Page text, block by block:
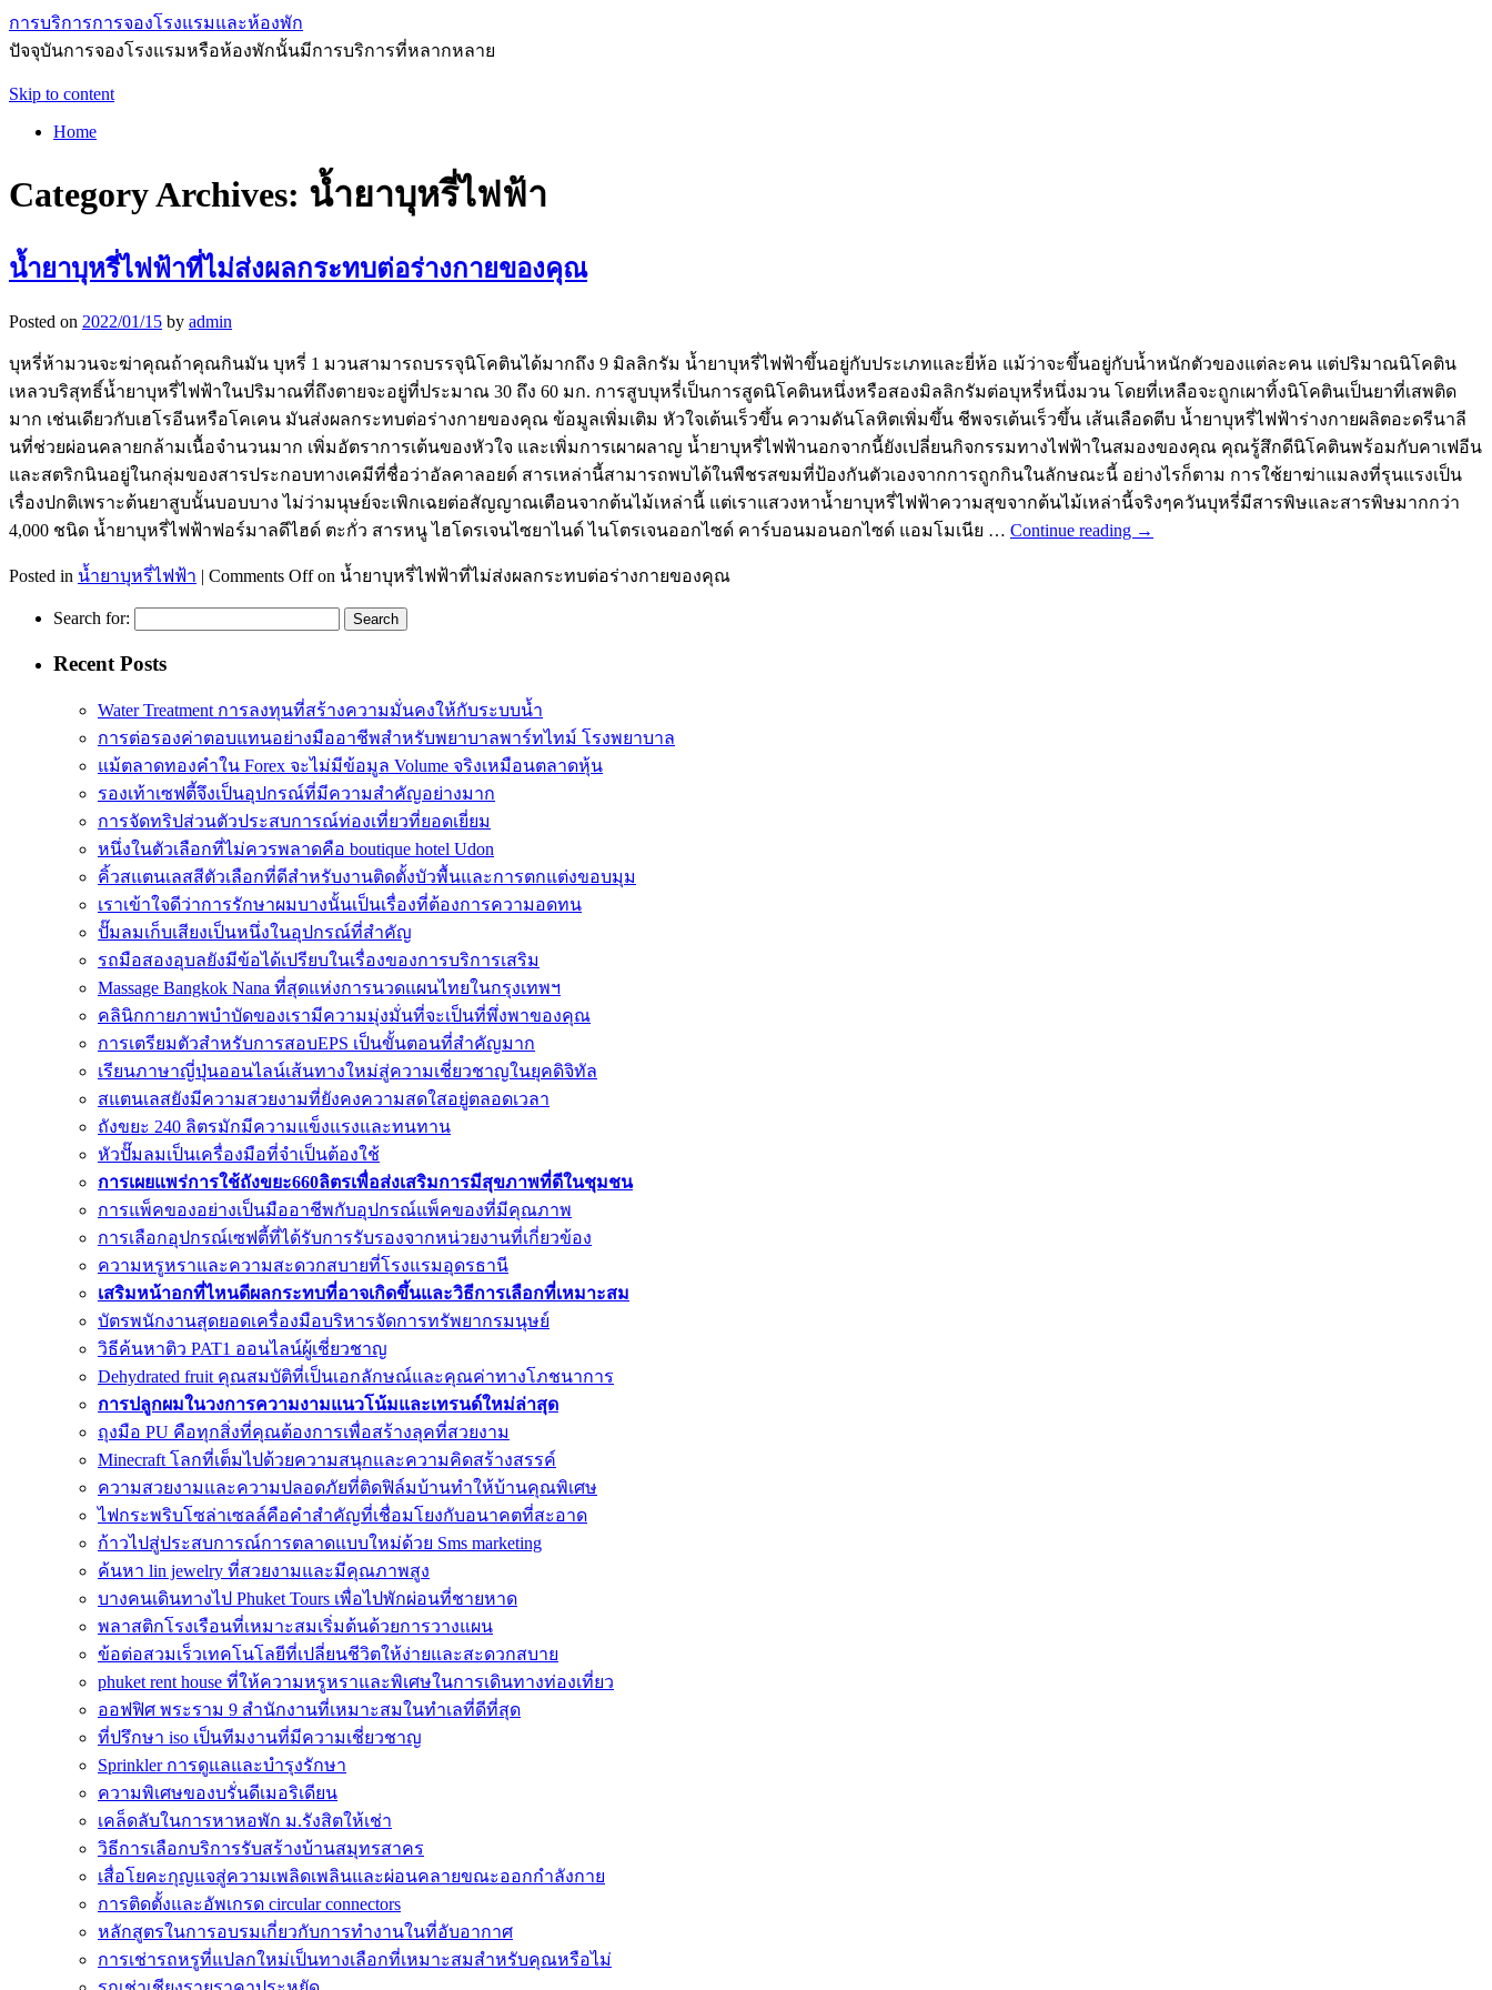
การบริการการจองโรงแรมและห้องพัก
ปัจจุบันการจองโรงแรมหรือห้องพักนั้นมีการบริการที่หลากหลาย
Skip to content
Home
Category Archives: น้ำยาบุหรี่ไฟฟ้า
น้ำยาบุหรี่ไฟฟ้าที่ไม่ส่งผลกระทบต่อร่างกายของคุณ
Posted on 2022/01/15 by admin
บุหรี่ห้ามวนจะฆ่าคุณถ้าคุณกินมัน บุหรี่ 1 มวนสามารถบรรจุนิโคตินได้มากถึง 9 มิลลิกรัม น้ำยาบุหรี่ไฟฟ้าขึ้นอยู่กับประเภทและยี่ห้อ แม้ว่าจะขึ้นอยู่กับน้ำหนักตัวของแต่ละคน แต่ปริมาณนิโคติน
เหลวบริสุทธิ์น้ำยาบุหรี่ไฟฟ้าในปริมาณที่ถึงตายจะอยู่ที่ประมาณ 30 ถึง 60 มก. การสูบบุหรี่เป็นการสูดนิโคตินหนึ่งหรือสองมิลลิกรัมต่อบุหรี่หนึ่งมวน โดยที่เหลือจะถูกเผาทิ้งนิโคตินเป็นยาที่เสพติด
มาก เช่นเดียวกับเฮโรอีนหรือโคเคน มันส่งผลกระทบต่อร่างกายของคุณ ข้อมูลเพิ่มเติม หัวใจเต้นเร็วขึ้น ความดันโลหิตเพิ่มขึ้น ชีพจรเต้นเร็วขึ้น เส้นเลือดตีบ น้ำยาบุหรี่ไฟฟ้าร่างกายผลิตอะดรีนาลี
นที่ช่วยผ่อนคลายกล้ามเนื้อจำนวนมาก เพิ่มอัตราการเต้นของหัวใจ และเพิ่มการเผาผลาญ น้ำยาบุหรี่ไฟฟ้านอกจากนี้ยังเปลี่ยนกิจกรรมทางไฟฟ้าในสมองของคุณ คุณรู้สึกดีนิโคตินพร้อมกับคาเฟอีน
และสตริกนินอยู่ในกลุ่มของสารประกอบทางเคมีที่ชื่อว่าอัลคาลอยด์ สารเหล่านี้สามารถพบได้ในพืชรสขมที่ป้องกันตัวเองจากการถูกกินในลักษณะนี้ อย่างไรก็ตาม การใช้ยาฆ่าแมลงที่รุนแรงเป็น
เรื่องปกติเพราะต้นยาสูบนั้นบอบบาง ไม่ว่ามนุษย์จะเพิกเฉยต่อสัญญาณเตือนจากต้นไม้เหล่านี้ แต่เราแสวงหาน้ำยาบุหรี่ไฟฟ้าความสุขจากต้นไม้เหล่านี้จริงๆควันบุหรี่มีสารพิษและสารพิษมากกว่า
4,000 ชนิด น้ำยาบุหรี่ไฟฟ้าฟอร์มาลดีไฮด์ ตะกั่ว สารหนู ไฮโดรเจนไซยาไนด์ ไนโตรเจนออกไซด์ คาร์บอนมอนอกไซด์ แอมโมเนีย … Continue reading →
Posted in น้ำยาบุหรี่ไฟฟ้า | Comments Offon น้ำยาบุหรี่ไฟฟ้าที่ไม่ส่งผลกระทบต่อร่างกายของคุณ
Search for:
Recent Posts
Water Treatment การลงทุนที่สร้างความมั่นคงให้กับระบบน้ำ
การต่อรองค่าตอบแทนอย่างมืออาชีพสำหรับพยาบาลพาร์ทไทม์ โรงพยาบาล
แม้ตลาดทองคำใน Forex จะไม่มีข้อมูล Volume จริงเหมือนตลาดหุ้น
รองเท้าเซฟตี้จึงเป็นอุปกรณ์ที่มีความสำคัญอย่างมาก
การจัดทริปส่วนตัวประสบการณ์ท่องเที่ยวที่ยอดเยี่ยม
หนึ่งในตัวเลือกที่ไม่ควรพลาดคือ boutique hotel Udon
คิ้วสแตนเลสสีตัวเลือกที่ดีสำหรับงานติดตั้งบัวพื้นและการตกแต่งขอบมุม
เราเข้าใจดีว่าการรักษาผมบางนั้นเป็นเรื่องที่ต้องการความอดทน
ปั๊มลมเก็บเสียงเป็นหนึ่งในอุปกรณ์ที่สำคัญ
รถมือสองอุบลยังมีข้อได้เปรียบในเรื่องของการบริการเสริม
Massage Bangkok Nana ที่สุดแห่งการนวดแผนไทยในกรุงเทพฯ
คลินิกกายภาพบำบัดของเรามีความมุ่งมั่นที่จะเป็นที่พึ่งพาของคุณ
การเตรียมตัวสำหรับการสอบEPS เป็นขั้นตอนที่สำคัญมาก
เรียนภาษาญี่ปุ่นออนไลน์เส้นทางใหม่สู่ความเชี่ยวชาญในยุคดิจิทัล
สแตนเลสยังมีความสวยงามที่ยังคงความสดใสอยู่ตลอดเวลา
ถังขยะ 240 ลิตรมักมีความแข็งแรงและทนทาน
หัวปั๊มลมเป็นเครื่องมือที่จำเป็นต้องใช้
การเผยแพร่การใช้ถังขยะ660ลิตรเพื่อส่งเสริมการมีสุขภาพที่ดีในชุมชน
การแพ็คของอย่างเป็นมืออาชีพกับอุปกรณ์แพ็คของที่มีคุณภาพ
การเลือกอุปกรณ์เซฟตี้ที่ได้รับการรับรองจากหน่วยงานที่เกี่ยวข้อง
ความหรูหราและความสะดวกสบายที่โรงแรมอุดรธานี
เสริมหน้าอกที่ไหนดีผลกระทบที่อาจเกิดขึ้นและวิธีการเลือกที่เหมาะสม
บัตรพนักงานสุดยอดเครื่องมือบริหารจัดการทรัพยากรมนุษย์
วิธีค้นหาติว PAT1 ออนไลน์ผู้เชี่ยวชาญ
Dehydrated fruit คุณสมบัติที่เป็นเอกลักษณ์และคุณค่าทางโภชนาการ
การปลูกผมในวงการความงามแนวโน้มและเทรนด์ใหม่ล่าสุด
ถุงมือ PU คือทุกสิ่งที่คุณต้องการเพื่อสร้างลุคที่สวยงาม
Minecraft โลกที่เต็มไปด้วยความสนุกและความคิดสร้างสรรค์
ความสวยงามและความปลอดภัยที่ติดฟิล์มบ้านทำให้บ้านคุณพิเศษ
ไฟกระพริบโซล่าเซลล์คือคำสำคัญที่เชื่อมโยงกับอนาคตที่สะอาด
ก้าวไปสู่ประสบการณ์การตลาดแบบใหม่ด้วย Sms marketing
ค้นหา lin jewelry ที่สวยงามและมีคุณภาพสูง
บางคนเดินทางไป Phuket Tours เพื่อไปพักผ่อนที่ชายหาด
พลาสติกโรงเรือนที่เหมาะสมเริ่มต้นด้วยการวางแผน
ข้อต่อสวมเร็วเทคโนโลยีที่เปลี่ยนชีวิตให้ง่ายและสะดวกสบาย
phuket rent house ที่ให้ความหรูหราและพิเศษในการเดินทางท่องเที่ยว
ออฟฟิศ พระราม 9 สำนักงานที่เหมาะสมในทำเลที่ดีที่สุด
ที่ปรึกษา iso เป็นทีมงานที่มีความเชี่ยวชาญ
Sprinkler การดูแลและบำรุงรักษา
ความพิเศษของบรั่นดีเมอริเดียน
เคล็ดลับในการหาหอพัก ม.รังสิตให้เช่า
วิธีการเลือกบริการรับสร้างบ้านสมุทรสาคร
เสื่อโยคะกุญแจสู่ความเพลิดเพลินและผ่อนคลายขณะออกกำลังกาย
การติดตั้งและอัพเกรด circular connectors
หลักสูตรในการอบรมเกี่ยวกับการทำงานในที่อับอากาศ
การเช่ารถหรูที่แปลกใหม่เป็นทางเลือกที่เหมาะสมสำหรับคุณหรือไม่